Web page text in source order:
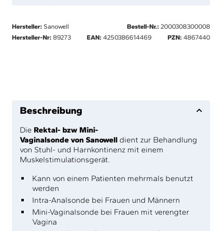
Hersteller: Sanowell Bestell-Nr.: 2000308300008
Hersteller-Nr: 89273 EAN: 4250386614469 PZN: 4867440
Beschreibung
Die Rektal- bzw Mini-
Vaginalsonde von Sanowell dient zur Behandlung
von Stuhl- und Harnkontinenz mit einem
Muskelstimulationsgerät.
Kann von einem Patienten mehrmals benutzt
werden
Intra-Analsonde bei Frauen und Männern
Mini-Vaginalsonde bei Frauen mit verengter
Vagina